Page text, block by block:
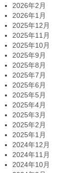
2026年2月
2026年1月
2025年12月
2025年11月
2025年10月
2025年9月
2025年8月
2025年7月
2025年6月
2025年5月
2025年4月
2025年3月
2025年2月
2025年1月
2024年12月
2024年11月
2024年10月